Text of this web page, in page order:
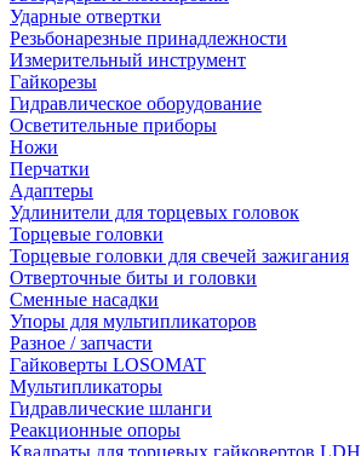
Ударные отвертки
Резьбонарезные принадлежности
Измерительный инструмент
Гайкорезы
Гидравлическое оборудование
Осветительные приборы
Ножи
Перчатки
Адаптеры
Удлинители для торцевых головок
Торцевые головки
Торцевые головки для свечей зажигания
Отверточные биты и головки
Сменные насадки
Упоры для мультипликаторов
Разное / запчасти
Гайковерты LOSOMAT
Мультипликаторы
Гидравлические шланги
Реакционные опоры
Квадраты для торцевых гайковертов LDH